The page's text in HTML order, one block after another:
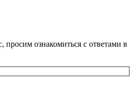
просим ознакомиться с ответами в